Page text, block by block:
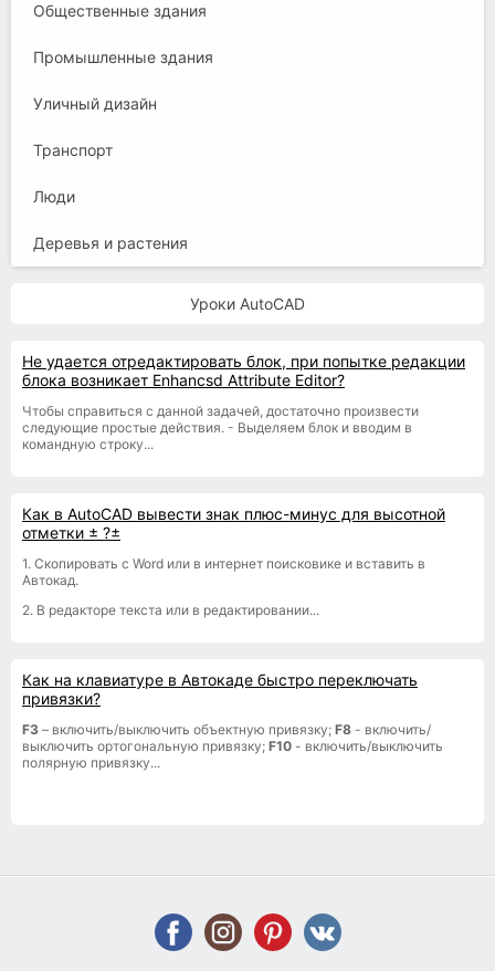
Общественные здания
Промышленные здания
Уличный дизайн
Транспорт
Люди
Деревья и растения
Уроки AutoCAD
Не удается отредактировать блок, при попытке редакции
блока возникает Enhancsd Attribute Editor?
Чтобы справиться с данной задачей, достаточно произвести
следующие простые действия. - Выделяем блок и вводим в
командную строку...
Как в AutoCAD вывести знак плюс-минус для высотной
отметки ± ?±
1. Скопировать с Word или в интернет поисковике и вставить в
Автокад.
2. В редакторе текста или в редактировании...
Как на клавиатуре в Автокаде быстро переключать
привязки?
F3 – включить/выключить объектную привязку; F8 - включить/
выключить ортогональную привязку; F10 - включить/выключить
полярную привязку...